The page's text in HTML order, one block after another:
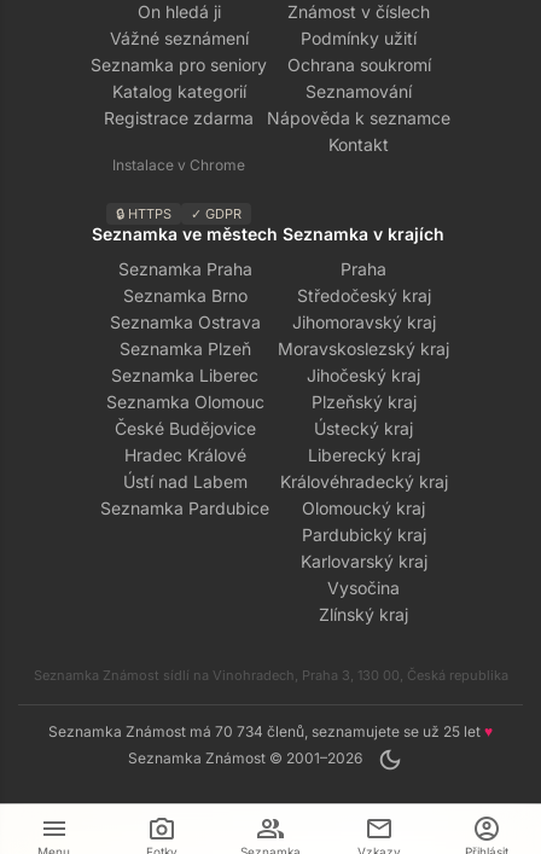
menu camera_alt group mail account_circle
On hledá ji
Vážné seznámení
Seznamka pro seniory
Katalog kategorií
Registrace zdarma
Instalace v Chrome
🔒 HTTPS ✓ GDPR
Známost v číslech
Podmínky užití
Ochrana soukromí
Seznamování
Nápověda k seznamce
Kontakt
Seznamka ve městech
Seznamka Praha
Seznamka Brno
Seznamka Ostrava
Seznamka Plzeň
Seznamka Liberec
Seznamka Olomouc
České Budějovice
Hradec Králové
Ústí nad Labem
Seznamka Pardubice
Seznamka v krajích
Praha
Středočeský kraj
Jihomoravský kraj
Moravskoslezský kraj
Jihočeský kraj
Plzeňský kraj
Ústecký kraj
Liberecký kraj
Královéhradecký kraj
Olomoucký kraj
Pardubický kraj
Karlovarský kraj
Vysočina
Zlínský kraj
Seznamka Známost sídlí na Vinohradech, Praha 3, 130 00, Česká republika
Seznamka Známost má 70 734 členů, seznamujete se už 25 let ♥
Seznamka Známost © 2001–2026
dark_mode